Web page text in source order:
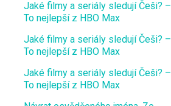
Jaké filmy a seriály sledují Češi? –
To nejlepší z HBO Max
Jaké filmy a seriály sledují Češi? –
To nejlepší z HBO Max
Jaké filmy a seriály sledují Češi? –
To nejlepší z HBO Max